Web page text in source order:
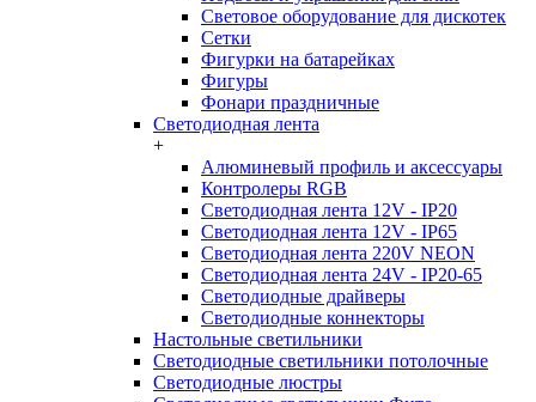
Световое оборудование для дискотек
Сетки
Фигурки на батарейках
Фигуры
Фонари праздничные
Светодиодная лента
+
Алюминевый профиль и аксессуары
Контролеры RGB
Светодиодная лента 12V - IP20
Светодиодная лента 12V - IP65
Светодиодная лента 220V NEON
Светодиодная лента 24V - IP20-65
Светодиодные драйверы
Светодиодные коннекторы
Настольные светильники
Светодиодные светильники потолочные
Светодиодные люстры